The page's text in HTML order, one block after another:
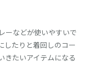
ーなどが使いやすいで
したりと着回しのコー
きたいアイテムになる